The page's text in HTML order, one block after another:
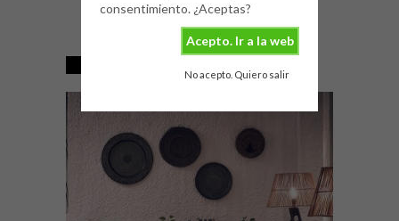
consentimiento. ¿Aceptas?
Acepto. Ir a la web
No acepto. Quiero salir
TRAVELLING